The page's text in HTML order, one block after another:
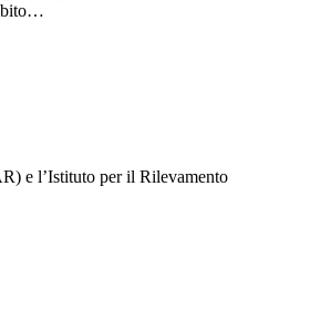
e l’Istituto per il Rilevamento